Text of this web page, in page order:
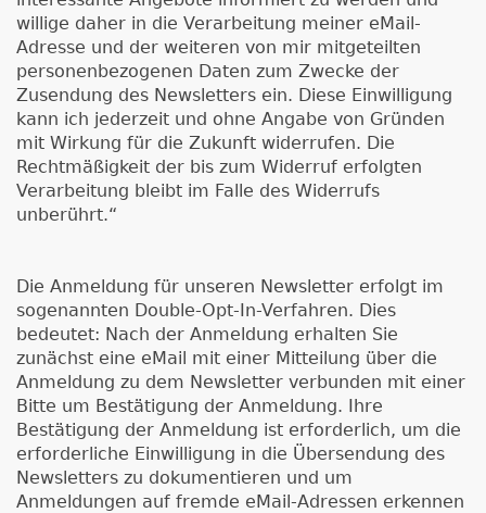
willige daher in die Verarbeitung meiner eMail-
Adresse und der weiteren von mir mitgeteilten
personenbezogenen Daten zum Zwecke der
Zusendung des Newsletters ein. Diese Einwilligung
kann ich jederzeit und ohne Angabe von Gründen
mit Wirkung für die Zukunft widerrufen. Die
Rechtmäßigkeit der bis zum Widerruf erfolgten
Verarbeitung bleibt im Falle des Widerrufs
unberührt.“
Die Anmeldung für unseren Newsletter erfolgt im
sogenannten Double-Opt-In-Verfahren. Dies
bedeutet: Nach der Anmeldung erhalten Sie
zunächst eine eMail mit einer Mitteilung über die
Anmeldung zu dem Newsletter verbunden mit einer
Bitte um Bestätigung der Anmeldung. Ihre
Bestätigung der Anmeldung ist erforderlich, um die
erforderliche Einwilligung in die Übersendung des
Newsletters zu dokumentieren und um
Anmeldungen auf fremde eMail-Adressen erkennen